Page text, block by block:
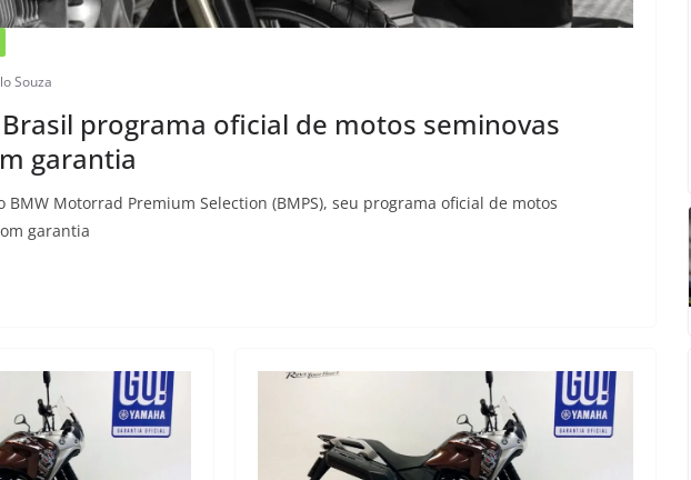
Souza
programa oficial de motos seminovas
garantia
BMW Motorrad Premium Selection (BMPS), seu programa oficial de motos
garantia